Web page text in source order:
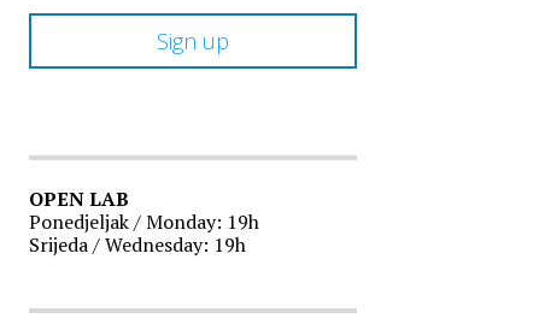
OPEN LAB
Ponedjeljak / Monday: 19h
Srijeda / Wednesday: 19h